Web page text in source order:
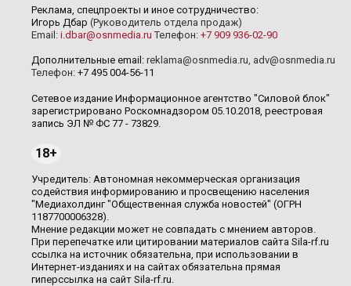
Реклама, спецпроекты и иное сотрудничество:
Игорь Дбар (Руководитель отдела продаж)
Email: i.dbar@osnmedia.ru Телефон: +7 909 936-02-90
Дополнительные email: reklama@osnmedia.ru, adv@osnmedia.ru
Телефон: +7 495 004-56-11
Сетевое издание Информационное агентство "Силовой блок"
зарегистрировано Роскомнадзором 05.10.2018, реестровая
запись ЭЛ № ФС 77 - 73829.
18+
Учредитель: Автономная некоммерческая организация
содействия информированию и просвещению населения
"Медиахолдинг "Общественная служба новостей" (ОГРН
1187700006328).
Мнение редакции может не совпадать с мнением авторов.
При перепечатке или цитировании материалов сайта Sila-rf.ru
ссылка на источник обязательна, при использовании в
Интернет-изданиях и на сайтах обязательна прямая
гиперссылка на сайт Sila-rf.ru.